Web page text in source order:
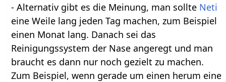
- Alternativ gibt es die Meinung, man sollte Neti
eine Weile lang jeden Tag machen, zum Beispiel
einen Monat lang. Danach sei das
Reinigungssystem der Nase angeregt und man
braucht es dann nur noch gezielt zu machen.
Zum Beispiel, wenn gerade um einen herum eine